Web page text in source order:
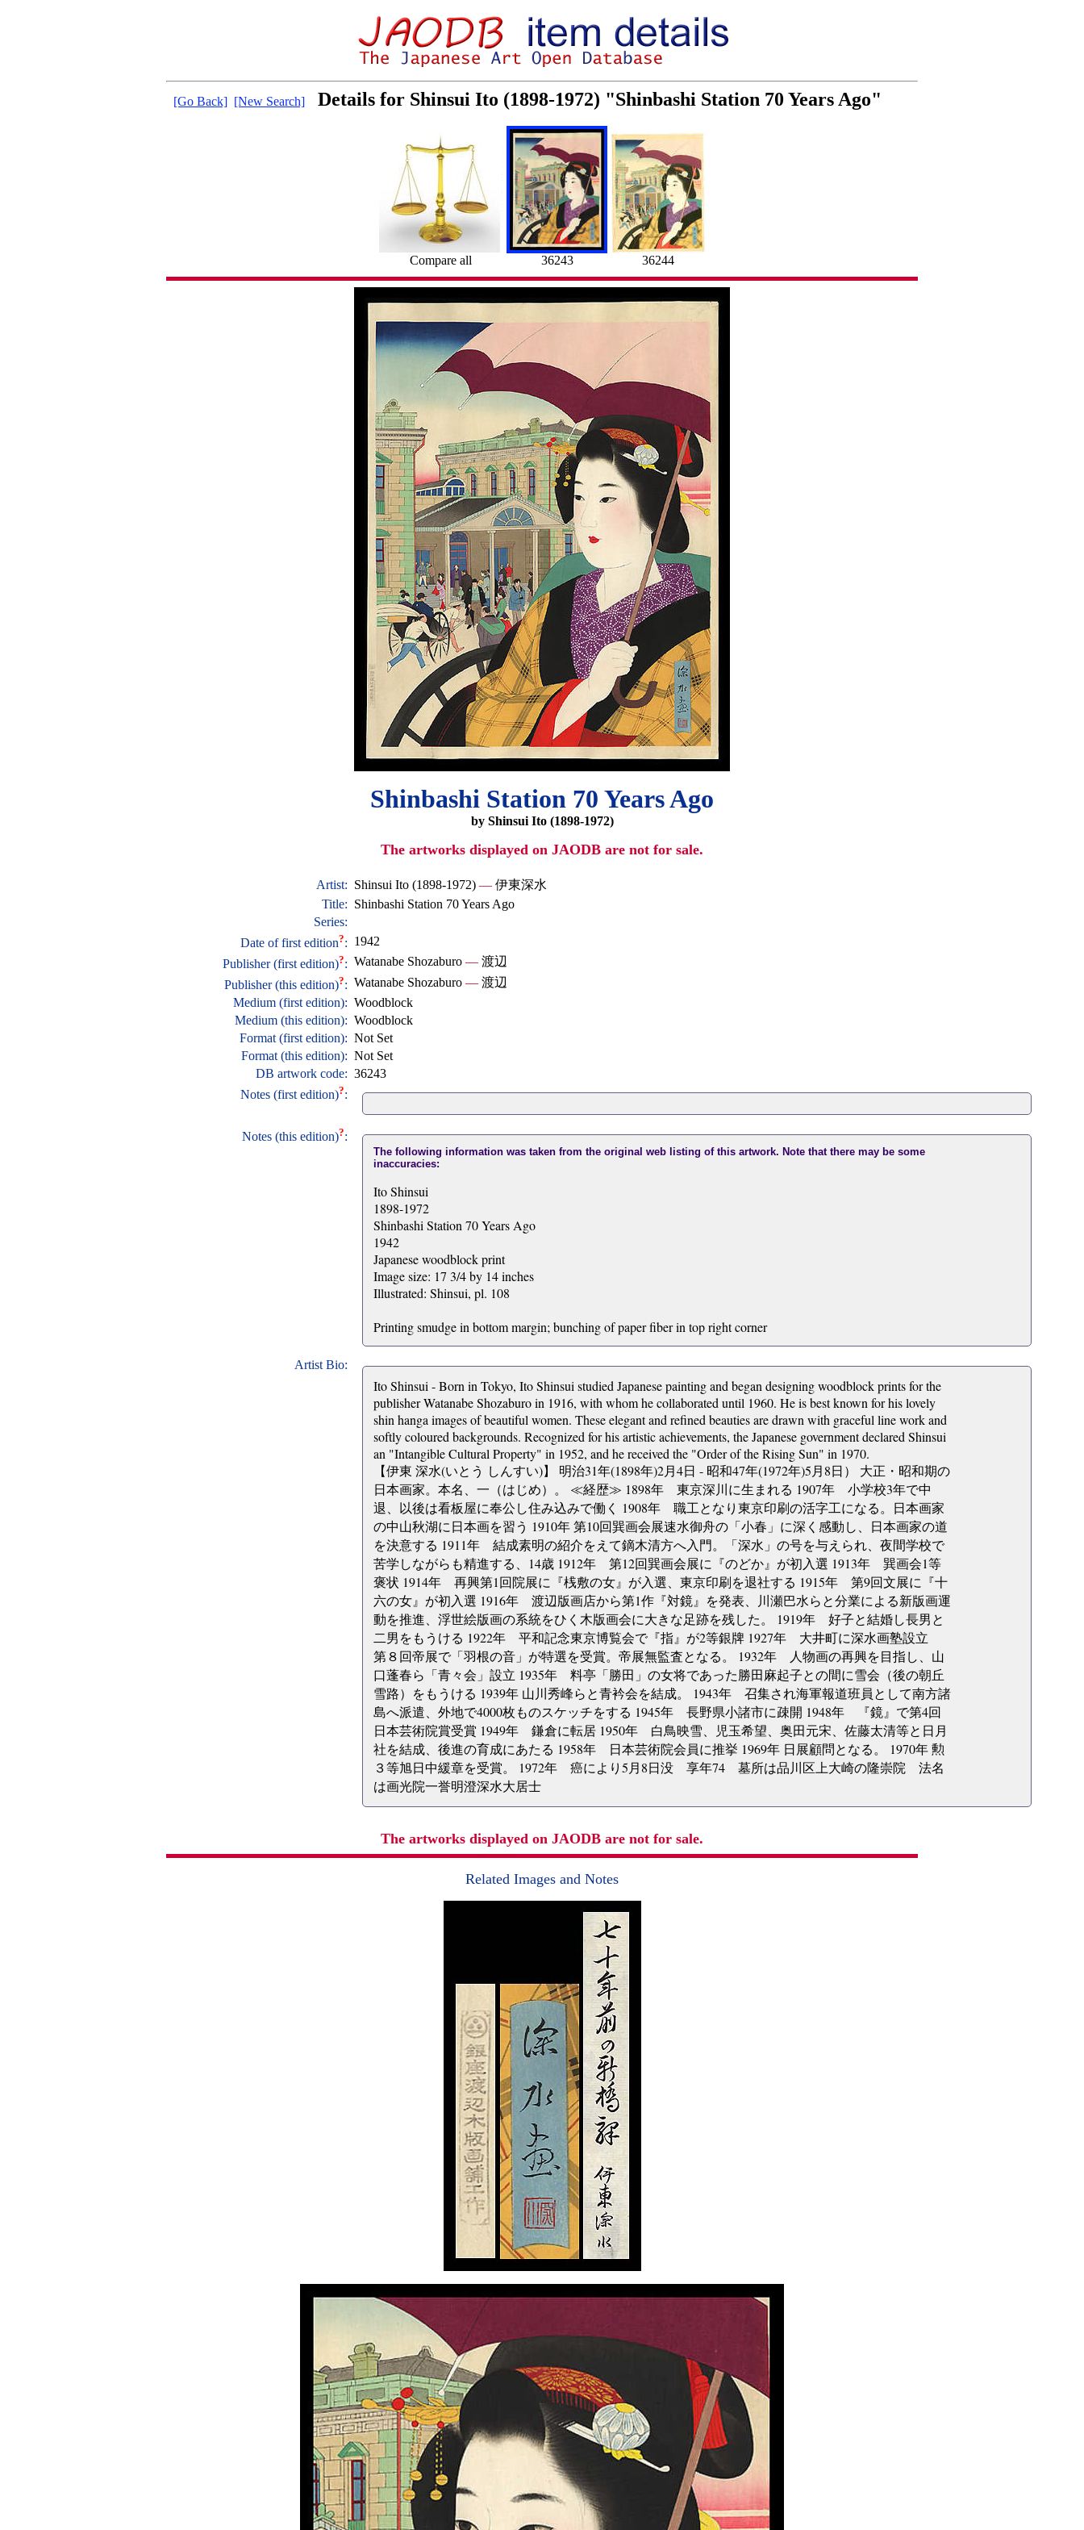
[Go Back] [New Search] Details for Shinsui Ito (1898-1972) "Shinbashi Station 70 Years Ago"
Compare all 36243 36244
Shinbashi Station 70 Years Ago
by Shinsui Ito (1898-1972)
The artworks displayed on JAODB are not for sale.
Artist: Shinsui Ito (1898-1972) —伊東深水
Title: Shinbashi Station 70 Years Ago
Series:
Date of first edition?: 1942
Publisher (first edition)?: Watanabe Shozaburo —渡辺
Publisher (this edition)?: Watanabe Shozaburo —渡辺
Medium (first edition): Woodblock
Medium (this edition): Woodblock
Format (first edition): Not Set
Format (this edition): Not Set
DB artwork code: 36243
Notes (first edition)?:
Notes (this edition)?:
The following information was taken from the original web listing of this artwork. Note that there may be some
inaccuracies:
Ito Shinsui
1898-1972
Shinbashi Station 70 Years Ago
1942
Japanese woodblock print
Image size: 17 3/4 by 14 inches
Illustrated: Shinsui, pl. 108
Printing smudge in bottom margin; bunching of paper fiber in top right corner
Artist Bio:
Ito Shinsui - Born in Tokyo, Ito Shinsui studied Japanese painting and began designing woodblock prints for the
publisher Watanabe Shozaburo in 1916, with whom he collaborated until 1960. He is best known for his lovely
shin hanga images of beautiful women. These elegant and refined beauties are drawn with graceful line work and
softly coloured backgrounds. Recognized for his artistic achievements, the Japanese government declared Shinsui
an "Intangible Cultural Property" in 1952, and he received the "Order of the Rising Sun" in 1970.
【伊東 深水(いとう しんすい)】 明治31年(1898年)2月4日 - 昭和47年(1972年)5月8日） 大正・昭和期の
日本画家。本名、一（はじめ）。 ≪経歴≫ 1898年 東京深川に生まれる 1907年 小学校3年で中
退、以後は看板屋に奉公し住み込みで働く 1908年 職工となり東京印刷の活字工になる。日本画家
の中山秋湖に日本画を習う 1910年 第10回巽画会展速水御舟の「小春」に深く感動し、日本画家の道
を決意する 1911年 結成素明の紹介をえて鏑木清方へ入門。「深水」の号を与えられ、夜間学校で
苦学しながらも精進する、14歳 1912年 第12回巽画会展に『のどか』が初入選 1913年 巽画会1等
褒状 1914年 再興第1回院展に『桟敷の女』が入選、東京印刷を退社する 1915年 第9回文展に『十
六の女』が初入選 1916年 渡辺版画店から第1作『対鏡』を発表、川瀬巴水らと分業による新版画運
動を推進、浮世絵版画の系統をひく木版画会に大きな足跡を残した。 1919年 好子と結婚し長男と
二男をもうける 1922年 平和記念東京博覧会で『指』が2等銀牌 1927年 大井町に深水画塾設立
第８回帝展で「羽根の音」が特選を受賞。帝展無監査となる。 1932年 人物画の再興を目指し、山
口蓬春ら「青々会」設立 1935年 料亭「勝田」の女将であった勝田麻起子との間に雪会（後の朝丘
雪路）をもうける 1939年 山川秀峰らと青衿会を結成。 1943年 召集され海軍報道班員として南方諸
島へ派遣、外地で4000枚ものスケッチをする 1945年 長野県小諸市に疎開 1948年 『鏡』で第4回
日本芸術院賞受賞 1949年 鎌倉に転居 1950年 白鳥映雪、児玉希望、奥田元宋、佐藤太清等と日月
社を結成、後進の育成にあたる 1958年 日本芸術院会員に推挙 1969年 日展顧問となる。 1970年 勲
３等旭日中緩章を受賞。 1972年 癌により5月8日没 享年74 墓所は品川区上大崎の隆崇院 法名
は画光院一誉明澄深水大居士
The artworks displayed on JAODB are not for sale.
Related Images and Notes